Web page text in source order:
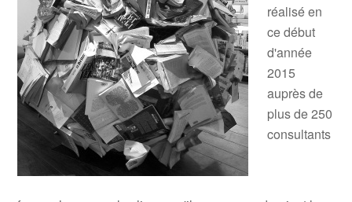
réalisé en
ce début
d'année
2015
auprès de
plus de 250
consultants